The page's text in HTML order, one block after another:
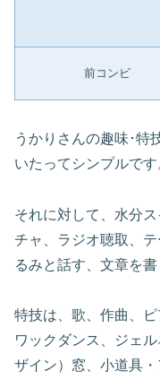
前コンビ
うかりさんの趣味･特
いたってシンプルです
それに対して、水分
チャ、ラジオ聴取、
るみと話す、文章を書
特技は、歌、作曲、
ワックダンス、ジェ
ザイン）窓、小道具